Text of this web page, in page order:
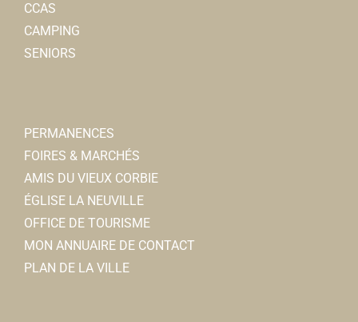
CCAS
CAMPING
SENIORS
PERMANENCES
FOIRES & MARCHÉS
AMIS DU VIEUX CORBIE
ÉGLISE LA NEUVILLE
OFFICE DE TOURISME
MON ANNUAIRE DE CONTACT
PLAN DE LA VILLE